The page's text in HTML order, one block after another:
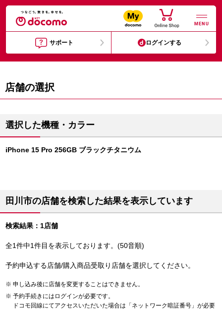
MENU
サポート ログインする
店舗の選択
選択した機種・カラー
iPhone 15 Pro 256GB ブラックチタニウム
田川市の店舗を検索した結果を表示しています
検索結果：1店舗
全1件中1件目を表示しております。(50音順)
予約申込する店舗/購入商品受取り店舗を選択してください。
申し込み後に店舗を変更することはできません。
予約手続きにはログインが必要です。
ドコモ回線にてアクセスいただいた場合は「ネットワーク暗証番号」が必要